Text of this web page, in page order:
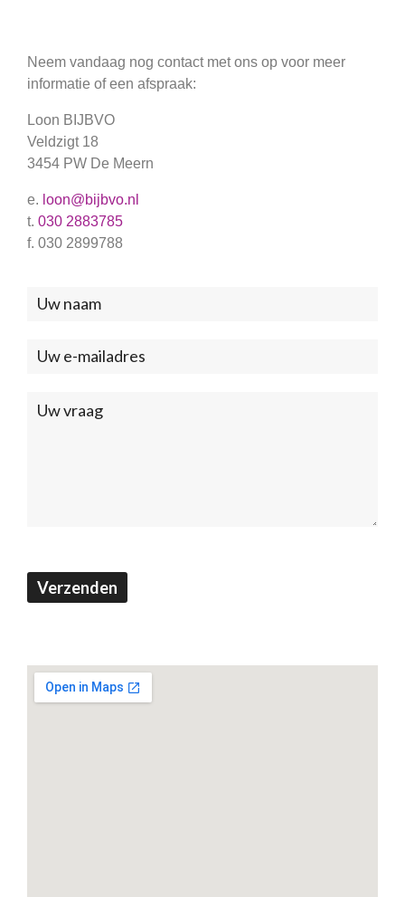
Neem vandaag nog contact met ons op voor meer
informatie of een afspraak:
Loon BIJBVO
Veldzigt 18
3454 PW De Meern
e. loon@bijbvo.nl
t. 030 2883785
f. 030 2899788
Neem
met
ons
Verzenden